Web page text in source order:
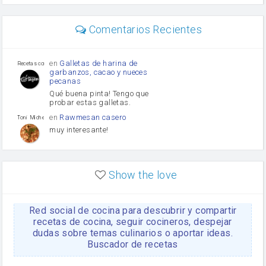
Comentarios Recientes
Recetas con sazon
en Galletas de harina de
garbanzos, cacao y nueces
pecanas
Qué buena pinta! Tengo que
probar estas galletas.
Toni Michel Caubet
en Rawmesan casero
muy interesante!
enLasaña casera fácil y
HOJALDROSA TV
enGachas de la abuela
Rosa
https://youtu.be/Mz69gcVO3sI
Rosa enReceta Del Bizcocho
Show the love
Red social de cocina para descubrir y compartir
recetas de cocina, seguir cocineros, despejar
dudas sobre temas culinarios o aportar ideas.
Buscador de recetas